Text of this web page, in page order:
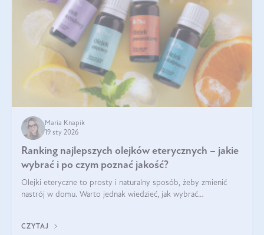
Maria Knapik
19 sty 2026
Ranking najlepszych olejków eterycznych – jakie
wybrać i po czym poznać jakość?
Olejki eteryczne to prosty i naturalny sposób, żeby zmienić
nastrój w domu. Warto jednak wiedzieć, jak wybrać
kryteria wyboru!
CZYTAJ